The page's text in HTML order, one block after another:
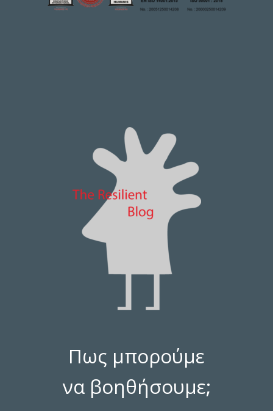
Πως μπορούμε
να βοηθήσουμε;